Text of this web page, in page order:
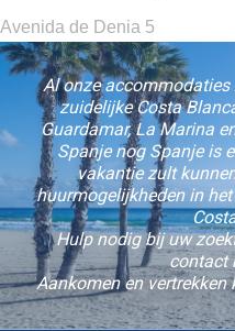
Avenida de Denia 5
Al onze
zuidelijke Costa
Guardamar, La Marina
Spanje nog Spanje is
vakantie zult
huurmogelijkheden in
Hulp nodig bij uw
contact
Aankomen en vertrekken